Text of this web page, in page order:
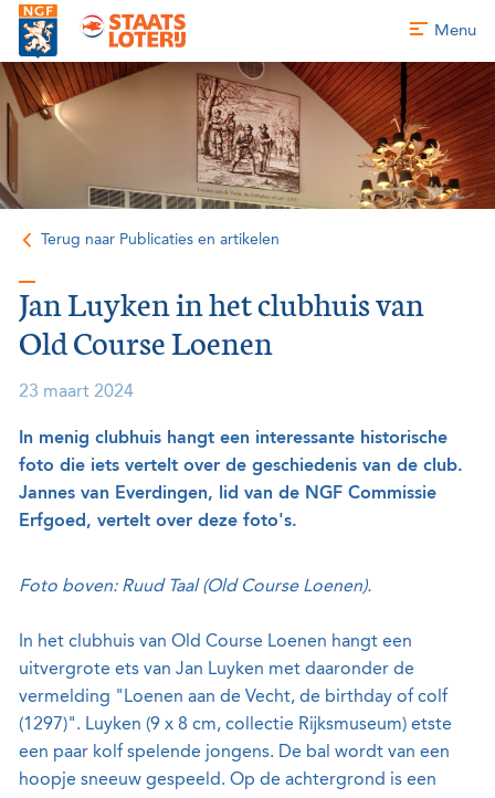
Menu
Terug naar Publicaties en artikelen
Jan Luyken in het clubhuis van
Old Course Loenen
23 maart 2024
In menig clubhuis hangt een interessante historische
foto die iets vertelt over de geschiedenis van de club.
Jannes van Everdingen, lid van de NGF Commissie
Erfgoed, vertelt over deze foto's.
Foto boven: Ruud Taal (Old Course Loenen).
In het clubhuis van Old Course Loenen hangt een
uitvergrote ets van Jan Luyken met daaronder de
vermelding "Loenen aan de Vecht, de birthday of colf
(1297)". Luyken (9 x 8 cm, collectie Rijksmuseum) etste
een paar kolf spelende jongens. De bal wordt van een
hoopje sneeuw gespeeld. Op de achtergrond is een